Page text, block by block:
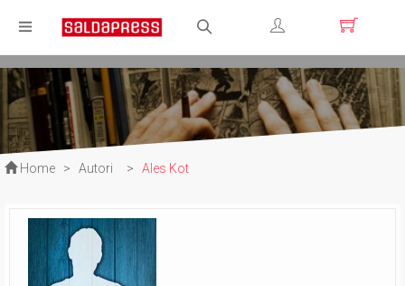
Registrati
Login
Home > Autori > Ales Kot